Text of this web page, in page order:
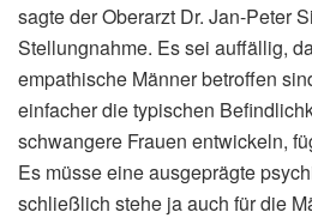
sagte der Oberarzt Dr. Jan-Peter
Stellungnahme. Es sei auffällig,
empathische Männer betroffen
einfacher die typischen
schwangere Frauen entwickeln,
Es müsse eine ausgeprägte
schließlich stehe ja auch für die